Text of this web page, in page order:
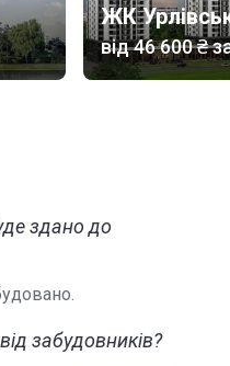
ЖК
від‍46 600 ₴
здано до
забудовників?